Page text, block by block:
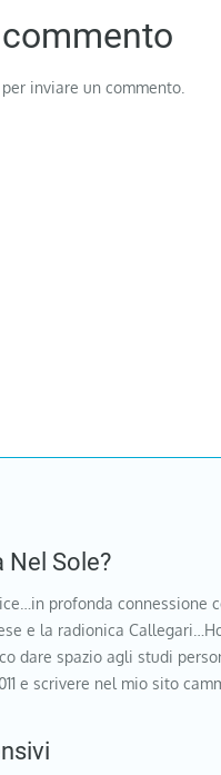
per inviare un commento.
Nel Sole?
profonda connessione
e la radionica
dare spazio agli studi
e scrivere nel mio sito